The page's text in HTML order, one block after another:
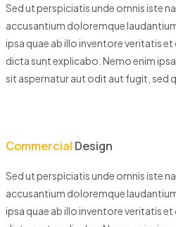
Sed ut perspiciatis unde omnis iste
accusantium doloremque
ipsa quae ab illo inventore veritatis
dicta sunt explicabo. Nemo enim
sit aspernatur aut odit aut fugit, sed
Commercial Design
Sed ut perspiciatis unde omnis iste
accusantium doloremque
ipsa quae ab illo inventore veritatis